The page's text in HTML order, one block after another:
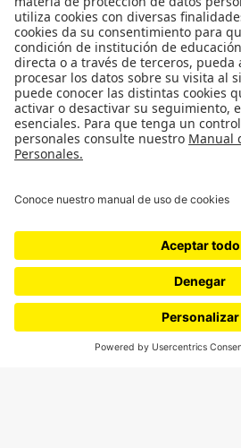
SÍGUENOS
¿Quieres escribir en 070?
cerosetenta@uniandes.edu.co
BOGOTÁ, COLOMBIA